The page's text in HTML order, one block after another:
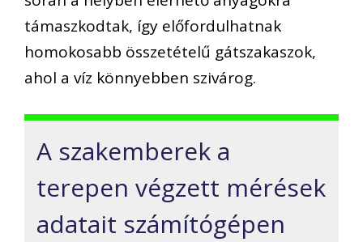
támaszkodtak, így előfordulhatnak
homokosabb összetételű gátszakaszok,
ahol a víz könnyebben szivárog.
A szakemberek a
terepen végzett mérések
adatait számítógépen